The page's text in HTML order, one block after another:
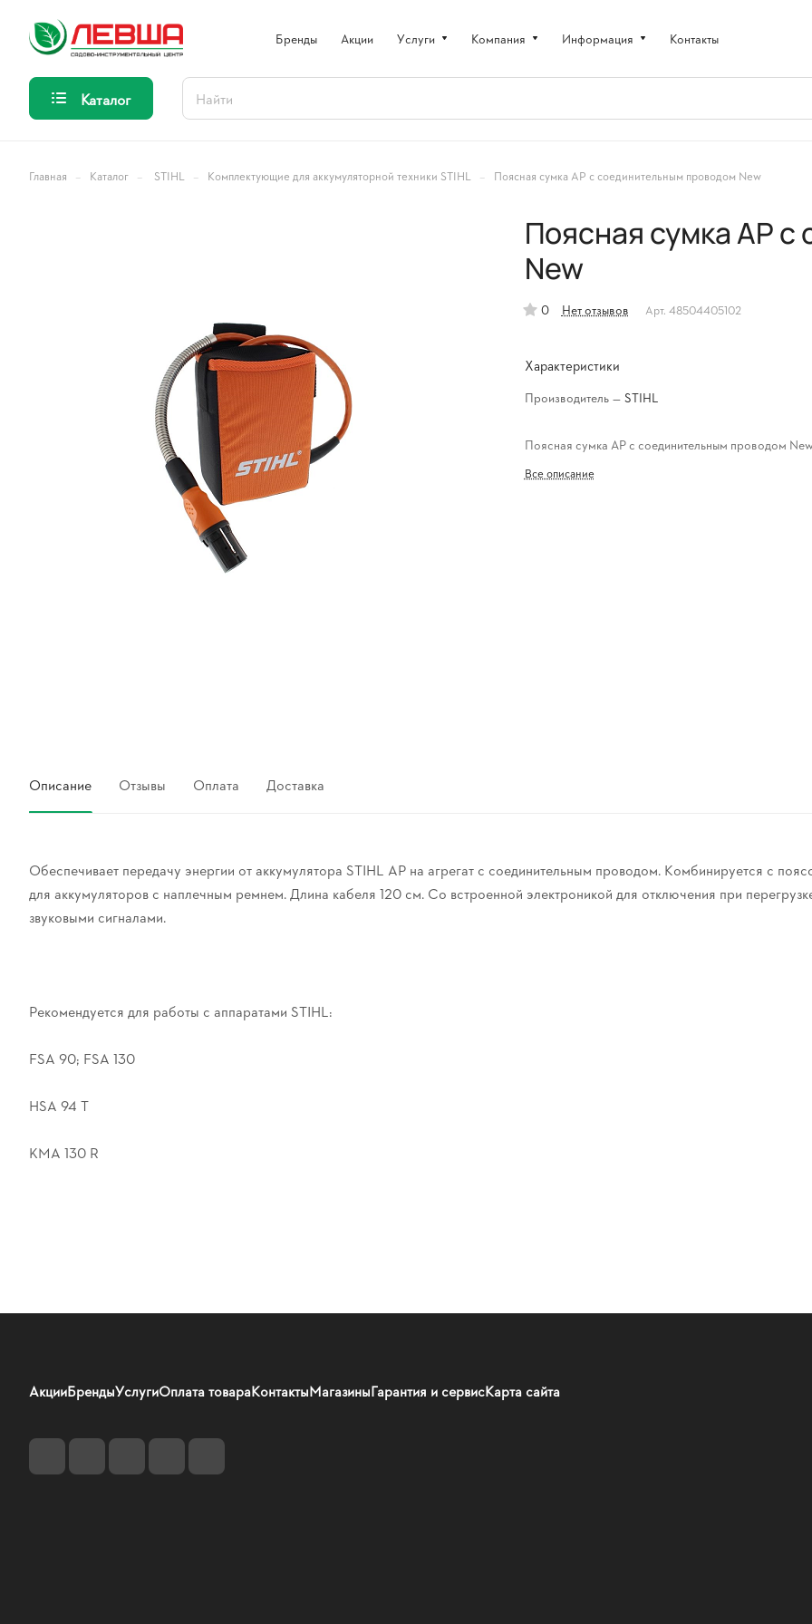
Бренды Акции Услуги Компания Информация Контакты
Каталог
Главная – Каталог – STIHL – Комплектующие для аккумуляторной техники STIHL – Поясная сумка AP с соединительным проводом New
Поясная сумка AP
New
0 Нет отзывов Арт. 48504405102
Характеристики
Производитель — STIHL
Поясная сумка AP с соединительным проводом New
Все описание
Описание Отзывы Оплата Доставка
Обеспечивает передачу энергии от аккумулятора STIHL AP на агрегат с соединительным проводом. Комбинируется с
для аккумуляторов с наплечным ремнем. Длина кабеля 120 см. Со встроенной электроникой для отключения при
звуковыми сигналами.
Рекомендуется для работы с аппаратами STIHL:
FSA 90; FSA 130
HSA 94 T
KMA 130 R
АкцииБрендыУслугиОплата товараКонтактыМагазиныГарантия и сервисКарта сайта